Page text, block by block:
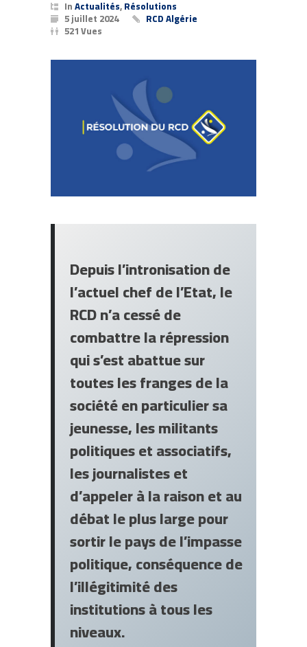
InActualités,Résolutions
5 juillet 2024 RCD Algérie
521 Vues
Depuis l’intronisation de
l’actuel chef de l’Etat, le
RCD n’a cessé de
combattre la répression
qui s’est abattue sur
toutes les franges de la
société en particulier sa
jeunesse, les militants
politiques et associatifs,
les journalistes et
d’appeler à la raison et au
débat le plus large pour
sortir le pays de l’impasse
politique, conséquence de
l’illégitimité des
institutions à tous les
niveaux.